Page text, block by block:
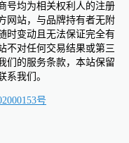
号均为相关权利人的注册
网站，与品牌持有者无附
时变动且无法保证完全有
不对任何交易结果或第三
们的服务条款，本站保留
系我们。
号